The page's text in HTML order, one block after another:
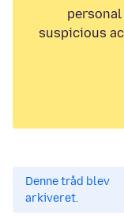
suspicious
Denne tråd blev
arkiveret.